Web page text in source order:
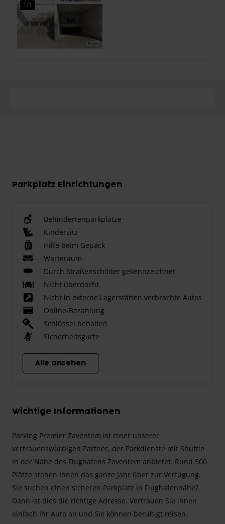
1/1
Parkplatz Einrichtungen
Behindertenparkplätze
Kindersitz
Hilfe beim Gepäck
Warteraum
Durch Straßenschilder gekennzeichnet
Nicht überdacht
Nicht in externe Lagerstätten verbrachte Autos
Online-Bezahlung
Schlüssel behalten
Sicherheitsgurte
Alle ansehen
Wichtige Informationen
Parking Premier Zaventem ist einer unserer
vertrauenswürdigen Partner, der Parkdienste mit Shuttle
in der Nähe des Flughafens Zaventem anbietet. Rund 500
Plätze stehen Ihnen das ganze Jahr über zur Verfügung.
Sie suchen einen sicheren Parkplatz in Flughafennähe?
Dann ist dies die richtige Adresse. Vertrauen Sie ihnen
einfach Ihr Auto an und Sie können beruhigt reisen.